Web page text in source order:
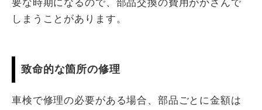
要な時期になるので、部品交換の費用がかさんで
しまうことがあります。
致命的な箇所の修理
車検で修理の必要がある場合、部品ごとに金額は